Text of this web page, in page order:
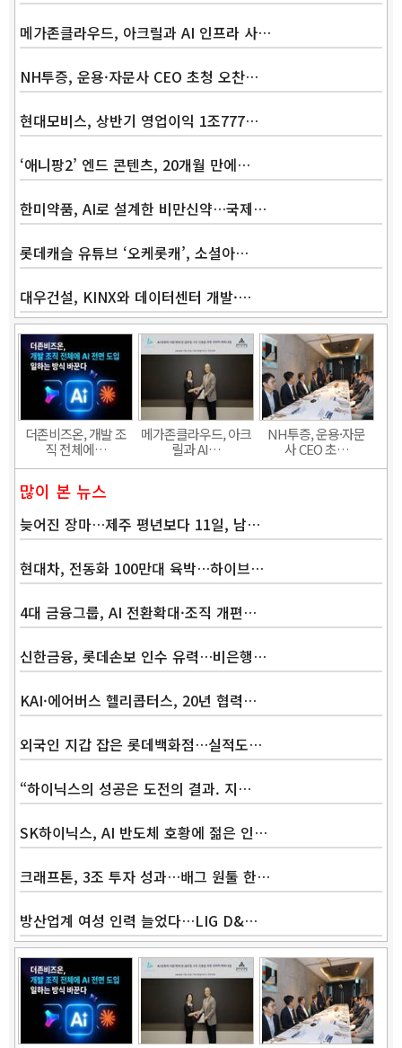
메가존클라우드, 아크릴과 AI 인프라 사…
NH투증, 운용·자문사 CEO 초청 오찬…
현대모비스, 상반기 영업이익 1조777…
‘애니팡2’ 엔드 콘텐츠, 20개월 만에…
한미약품, AI로 설계한 비만신약…국제…
롯데캐슬 유튜브 ‘오케롯캐’, 소셜아…
대우건설, KINX와 데이터센터 개발·…
더존비즈온, 개발 조
직 전체에…
메가존클라우드, 아크
릴과 AI…
NH투증, 운용·자문
사 CEO 초…
많이 본 뉴스
늦어진 장마…제주 평년보다 11일, 남…
현대차, 전동화 100만대 육박…하이브…
4대 금융그룹, AI 전환확대·조직 개편…
신한금융, 롯데손보 인수 유력…비은행…
KAI·에어버스 헬리콥터스, 20년 협력…
외국인 지갑 잡은 롯데백화점…실적도…
“하이닉스의 성공은 도전의 결과. 지…
SK하이닉스, AI 반도체 호황에 젊은 인…
크래프톤, 3조 투자 성과…배그 원툴 한…
방산업계 여성 인력 늘었다…LIG D&…